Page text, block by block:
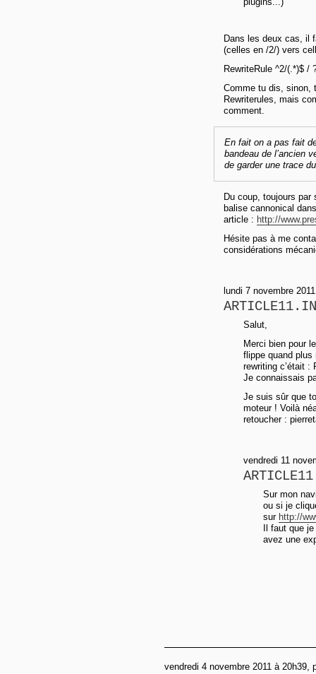
Dans les deux cas, il
(celles en /2/) vers
RewriteRule ^2/(.*)$ /
Comme tu dis, sinon,
Rewriterules, mais
comment.
En fait on a pas fait
bandeau de l’ancien
de garder une trace
Du coup, toujours
balise cannonical
article : http://
Hésite pas à me
considérations
lundi 7 novembre
Salut,
Merci bien pour
flippe quand plus
rewriting c’était :
Je connaissais
Je suis sûr que
moteur ! Voilà
retoucher :
vendredi 11
Sur mon
ou si je
sur http://
Il faut que
avez une
vendredi 4 novembre 2011 à 20h39,